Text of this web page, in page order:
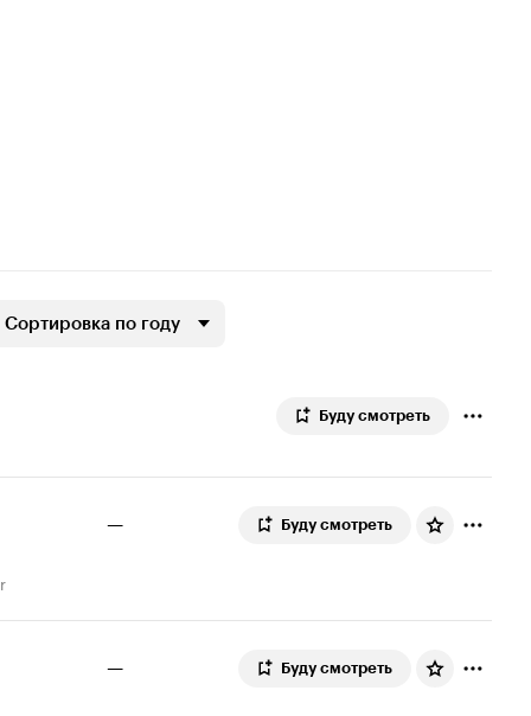
Сортировка по году
Буду смотреть
— Буду смотреть
— Буду смотреть